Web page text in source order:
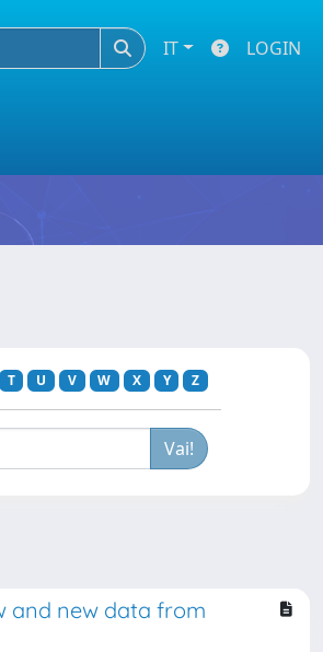
IT LOGIN
T U V W X Y Z
and new data from